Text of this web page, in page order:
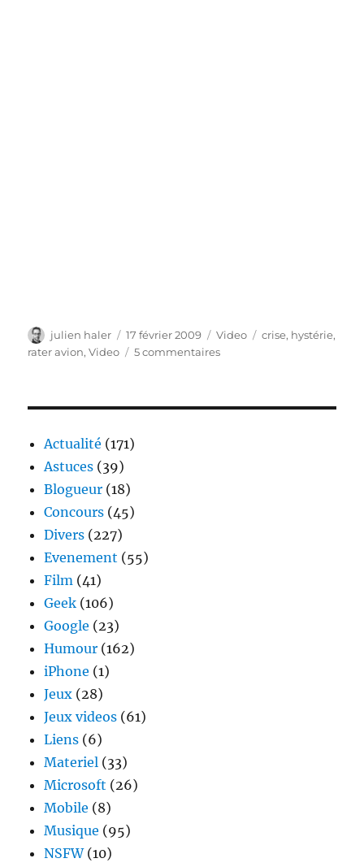
Auteur
julien haler
Publié
le
17 février 2009 Catégories
Video Étiquettes
crise, hystérie,
rater avion,Video 5 commentairessur
Actualité (171)
Astuces (39)
Blogueur (18)
Concours (45)
Divers (227)
Evenement (55)
Film (41)
Geek (106)
Google (23)
Humour (162)
iPhone (1)
Jeux (28)
Jeux videos (61)
Liens (6)
Materiel (33)
Microsoft (26)
Mobile (8)
Musique (95)
NSFW(10)